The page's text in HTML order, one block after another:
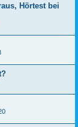
Hörtest bei